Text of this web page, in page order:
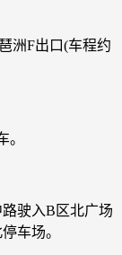
洲F出口(车程约
。
驶入B区北广场
车场。